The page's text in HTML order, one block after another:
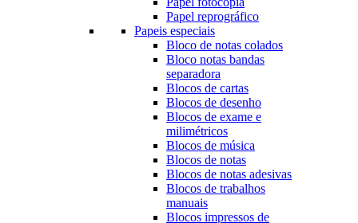
Papel reprográfico
Papeis especiais
Bloco de notas colados
Bloco notas bandas
separadora
Blocos de cartas
Blocos de desenho
Blocos de exame e
milimétricos
Blocos de música
Blocos de notas
Blocos de notas adesivas
Blocos de trabalhos
manuais
Blocos impressos de